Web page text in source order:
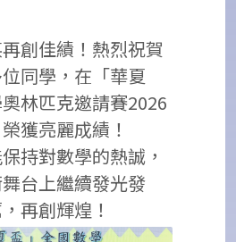
創佳績！熱烈祝賀
同學，在「華夏
林匹克邀請賽2026
獲亮麗成績！
持對數學的熱誠，
台上繼續發光發
再創輝煌！